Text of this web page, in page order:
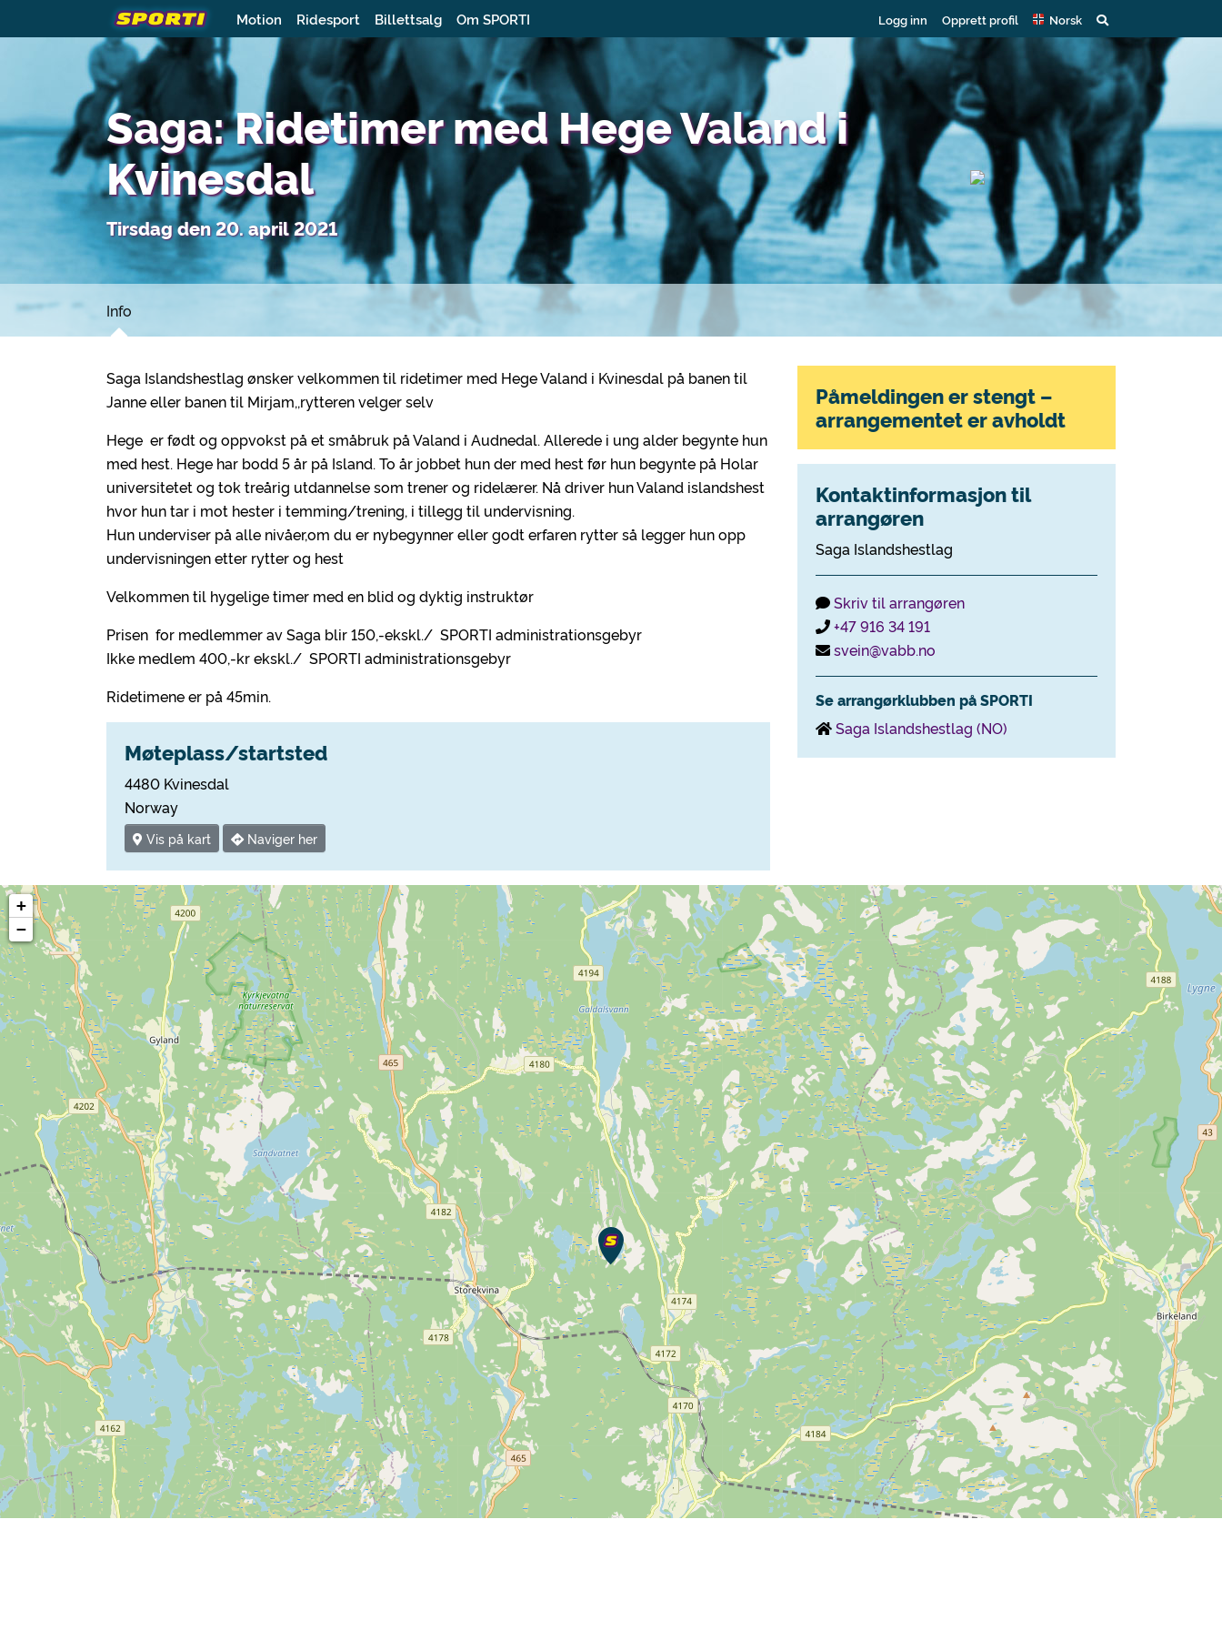
Motion Ridesport Billettsalg Om SPORTI Logg inn Opprett profil Norsk
Saga: Ridetimer med Hege Valand i
Kvinesdal
Tirsdag den 20. april 2021
Info
Saga Islandshestlag ønsker velkommen til ridetimer med Hege Valand i Kvinesdal på banen til
Janne eller banen til Mirjam,,rytteren velger selv
Hege er født og oppvokst på et småbruk på Valand i Audnedal. Allerede i ung alder begynte hun
med hest. Hege har bodd 5 år på Island. To år jobbet hun der med hest før hun begynte på Holar
universitetet og tok treårig utdannelse som trener og ridelærer. Nå driver hun Valand islandshest
hvor hun tar i mot hester i temming/trening, i tillegg til undervisning.
Hun underviser på alle nivåer,om du er nybegynner eller godt erfaren rytter så legger hun opp
undervisningen etter rytter og hest
Velkommen til hygelige timer med en blid og dyktig instruktør
Prisen for medlemmer av Saga blir 150,-ekskl./ SPORTI administrationsgebyr
Ikke medlem 400,-kr ekskl./ SPORTI administrationsgebyr
Ridetimene er på 45min.
Møteplass/startsted
4480 Kvinesdal
Norway
Vis på kart Naviger her
Påmeldingen er stengt –
arrangementet er avholdt
Kontaktinformasjon til
arrangøren
Saga Islandshestlag
Skriv til arrangøren
+47 916 34 191
svein@vabb.no
Se arrangørklubben på SPORTI
Saga Islandshestlag (NO)
+
−